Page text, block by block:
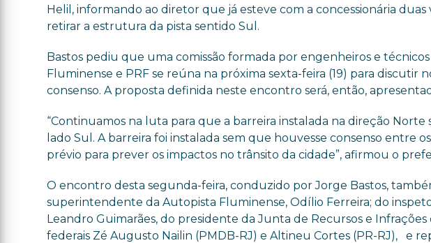
Helil, informando ao diretor que já esteve com a concessionária
retirar a estrutura da pista sentido Sul.
Bastos pediu que uma comissão formada por engenheiros e
Fluminense e PRF se reúna na próxima sexta-feira (19) para discutir
consenso. A proposta definida neste encontro será, então,
“Continuamos na luta para que a barreira instalada na direção Norte
lado Sul. A barreira foi instalada sem que houvesse consenso entre
prévio para prever os impactos no trânsito da cidade”, afirmou o
O encontro desta segunda-feira, conduzido por Jorge Bastos,
superintendente da Autopista Fluminense, Odílio Ferreira; do
Leandro Guimarães, do presidente da Junta de Recursos e
federais Zé Augusto Nailin (PMDB-RJ) e Altineu Cortes (PR-RJ), e